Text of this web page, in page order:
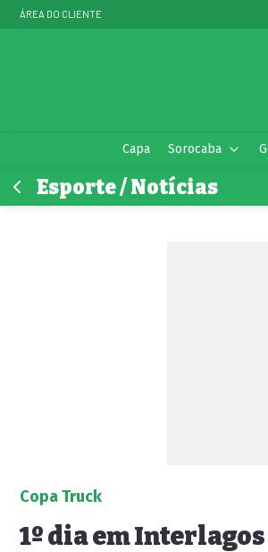
ÁREA DO CLIENTE
Capa Sorocaba
Esporte / Notícias
Copa Truck
1º dia em